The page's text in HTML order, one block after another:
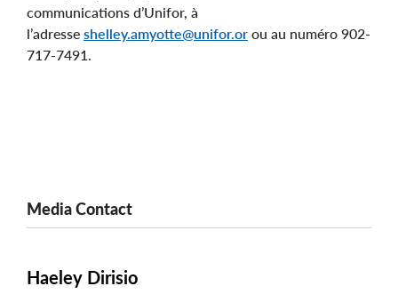
communications d’Unifor, à
l’adresse shelley.amyotte@unifor.or ou au numéro 902-
717-7491.
Media Contact
Haeley Dirisio